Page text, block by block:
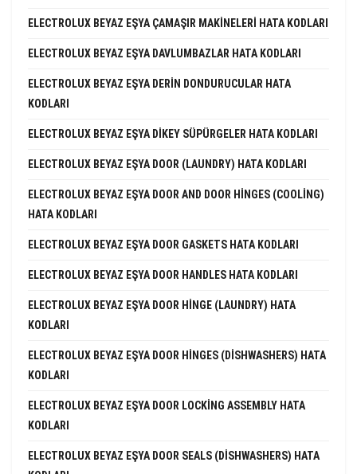
ELECTROLUX BEYAZ EŞYA ÇAMAŞIR MAKINELERI HATA KODLARI
ELECTROLUX BEYAZ EŞYA DAVLUMBAZLAR HATA KODLARI
ELECTROLUX BEYAZ EŞYA DERIN DONDURUCULAR HATA
KODLARI
ELECTROLUX BEYAZ EŞYA DIKEY SÜPÜRGELER HATA KODLARI
ELECTROLUX BEYAZ EŞYA DOOR (LAUNDRY) HATA KODLARI
ELECTROLUX BEYAZ EŞYA DOOR AND DOOR HINGES (COOLING)
HATA KODLARI
ELECTROLUX BEYAZ EŞYA DOOR GASKETS HATA KODLARI
ELECTROLUX BEYAZ EŞYA DOOR HANDLES HATA KODLARI
ELECTROLUX BEYAZ EŞYA DOOR HINGE (LAUNDRY) HATA
KODLARI
ELECTROLUX BEYAZ EŞYA DOOR HINGES (DISHWASHERS) HATA
KODLARI
ELECTROLUX BEYAZ EŞYA DOOR LOCKING ASSEMBLY HATA
KODLARI
ELECTROLUX BEYAZ EŞYA DOOR SEALS (DISHWASHERS) HATA